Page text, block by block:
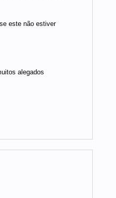
este não estiver
alegados